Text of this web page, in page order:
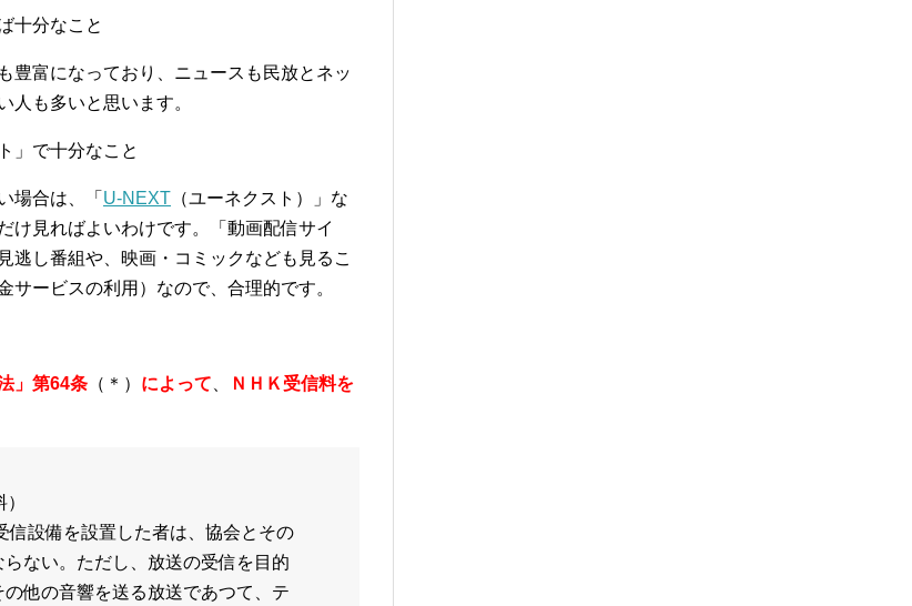
十分なこと
豊富になっており、ニュースも民放とネッ
人も多いと思います。
」で十分なこと
場合は、「 U-NEXT （ユーネクスト）」な
け見ればよいわけです。「動画配信サイ
逃し番組や、映画・コミックなども見るこ
サービスの利用）なので、合理的です。
」第64条 （＊） によって
ＮＨＫ受信料を
）
信設備を設置した者は、協会とその
ない。ただし、放送の受信を目的
他の音響を送る放送であつて、テ